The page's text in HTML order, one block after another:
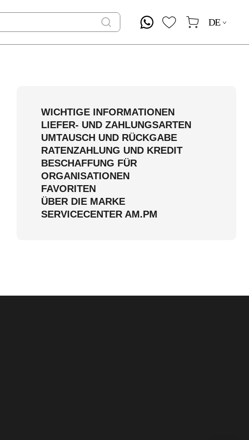
DE
WICHTIGE INFORMATIONEN
LIEFER- UND ZAHLUNGSARTEN
UMTAUSCH UND RÜCKGABE
RATENZAHLUNG UND KREDIT
BESCHAFFUNG FÜR
ORGANISATIONEN
FAVORITEN
ÜBER DIE MARKE
SERVICECENTER AM.PM